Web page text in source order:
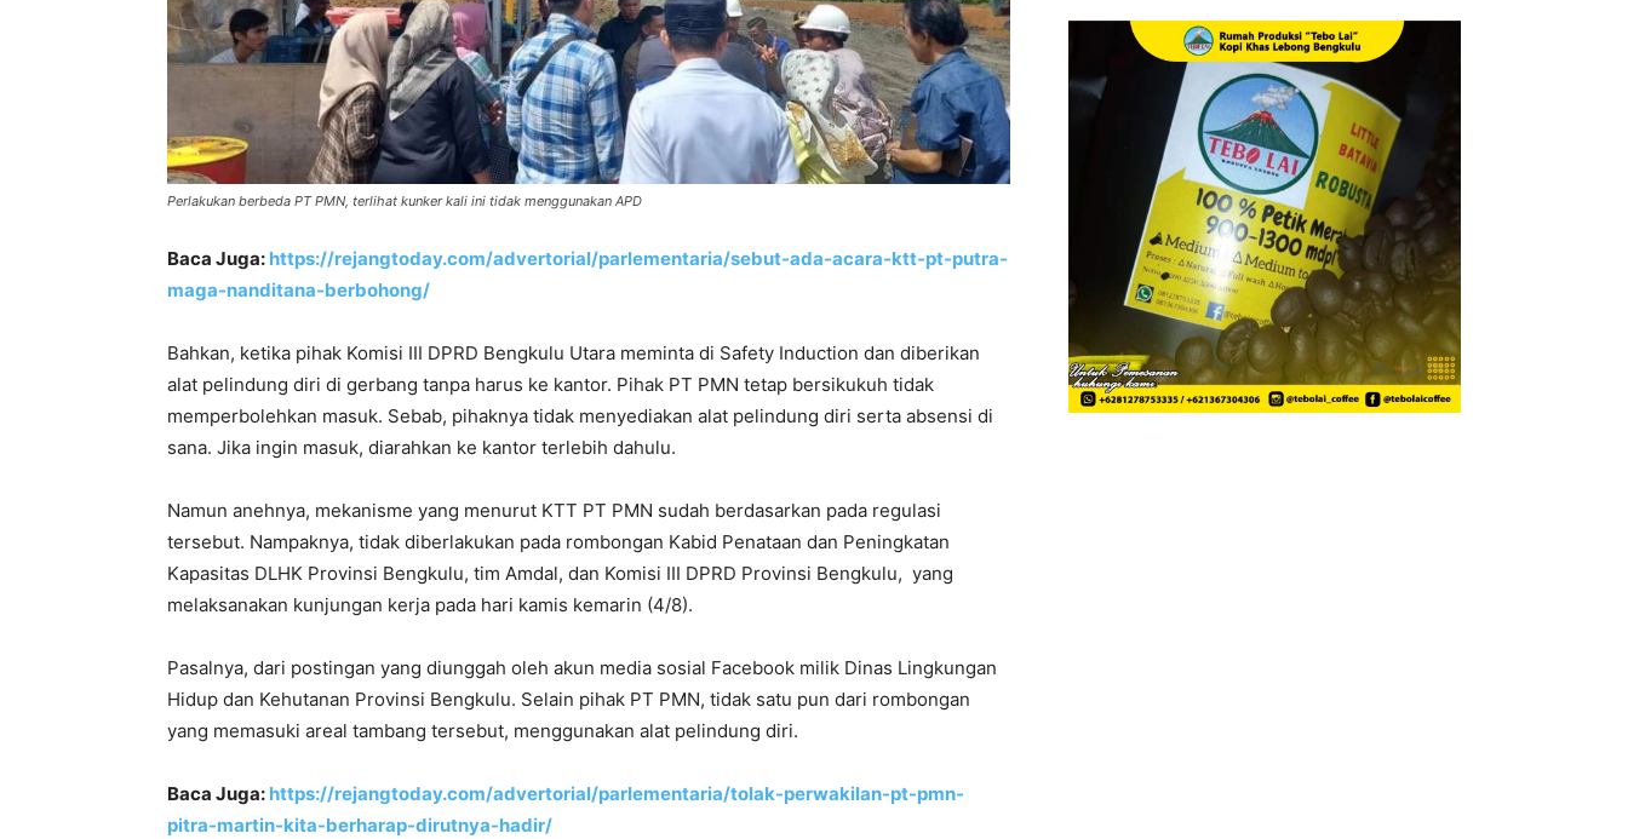
Perlakukan berbeda PT PMN, terlihat kunker kali ini tidak menggunakan APD
Baca Juga: https://rejangtoday.com/advertorial/parlementaria/sebut-ada-acara-ktt-pt-putra-
maga-nanditana-berbohong/
Bahkan, ketika pihak Komisi III DPRD Bengkulu Utara meminta di Safety Induction dan diberikan
alat pelindung diri di gerbang tanpa harus ke kantor. Pihak PT PMN tetap bersikukuh tidak
memperbolehkan masuk. Sebab, pihaknya tidak menyediakan alat pelindung diri serta absensi di
sana. Jika ingin masuk, diarahkan ke kantor terlebih dahulu.
Namun anehnya, mekanisme yang menurut KTT PT PMN sudah berdasarkan pada regulasi
tersebut. Nampaknya, tidak diberlakukan pada rombongan Kabid Penataan dan Peningkatan
Kapasitas DLHK Provinsi Bengkulu, tim Amdal, dan Komisi III DPRD Provinsi Bengkulu, yang
melaksanakan kunjungan kerja pada hari kamis kemarin (4/8).
Pasalnya, dari postingan yang diunggah oleh akun media sosial Facebook milik Dinas Lingkungan
Hidup dan Kehutanan Provinsi Bengkulu. Selain pihak PT PMN, tidak satu pun dari rombongan
yang memasuki areal tambang tersebut, menggunakan alat pelindung diri.
Baca Juga: https://rejangtoday.com/advertorial/parlementaria/tolak-perwakilan-pt-pmn-
pitra-martin-kita-berharap-dirutnya-hadir/